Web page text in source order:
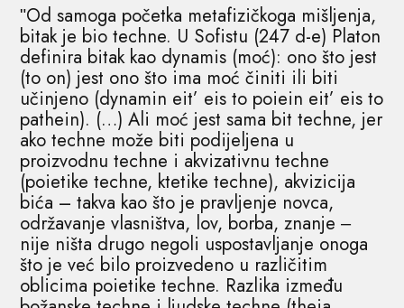
ʺOd samoga početka metafizičkoga mišljenja,
bitak je bio techne. U Sofistu (247 d-e) Platon
definira bitak kao dynamis (moć): ono što jest
(to on) jest ono što ima moć činiti ili biti
učinjeno (dynamin eit’ eis to poiein eit’ eis to
pathein). (…) Ali moć jest sama bit techne, jer
ako techne može biti podijeljena u
proizvodnu techne i akvizativnu techne
(poietike techne, ktetike techne), akvizicija
bića – takva kao što je pravljenje novca,
održavanje vlasništva, lov, borba, znanje ‒
nije ništa drugo negoli uspostavljanje onoga
što je već bilo proizvedeno u različitim
oblicima poietike techne. Razlika između